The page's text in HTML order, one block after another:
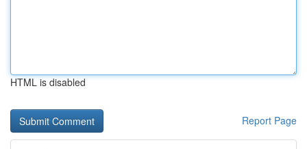
HTML is disabled
Report Page